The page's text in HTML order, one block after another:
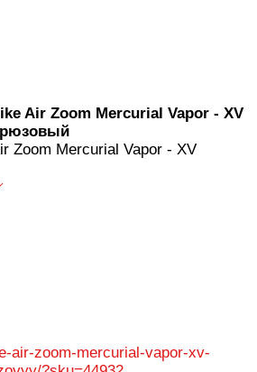
Air Zoom Mercurial Vapor - XV
Zoom Mercurial Vapor - XV
air-zoom-mercurial-vapor-xv-